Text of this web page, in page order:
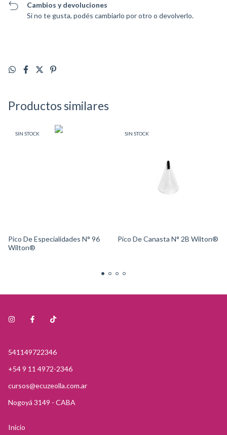
Cambios y devoluciones
Si no te gusta, podés cambiarlo por otro o devolverlo.
Productos similares
SIN STOCK
Pico De Especialidades N° 96
Wilton®
SIN STOCK
Pico De Canasta N° 2B Wilton®
541149722346
+54 9 11 4972-2346
cursos@ecuzeolla.com.ar
Nogoyá 3149 - CABA
Inicio